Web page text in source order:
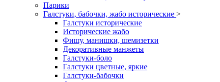
Парики
Галстуки, бабочки, жабо исторические >
Галстуки исторические
Исторические жабо
Фишу, манишки, шемизетки
Декоративные манжеты
Галстуки-боло
Галстуки цветные, яркие
Галстуки-бабочки